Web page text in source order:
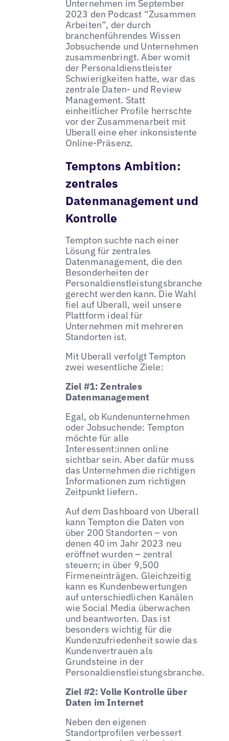
Unternehmen im September
2023 den Podcast “Zusammen
Arbeiten”, der durch
branchenführendes Wissen
Jobsuchende und Unternehmen
zusammenbringt. Aber womit
der Personaldienstleister
Schwierigkeiten hatte, war das
zentrale Daten- und Review
Management. Statt
einheitlicher Profile herrschte
vor der Zusammenarbeit mit
Uberall eine eher inkonsistente
Online-Präsenz.
Temptons Ambition:
zentrales
Datenmanagement und
Kontrolle
Tempton suchte nach einer
Lösung für zentrales
Datenmanagement, die den
Besonderheiten der
Personaldienstleistungsbranche
gerecht werden kann. Die Wahl
fiel auf Uberall, weil unsere
Plattform ideal für
Unternehmen mit mehreren
Standorten ist.
Mit Uberall verfolgt Tempton
zwei wesentliche Ziele:
Ziel #1: Zentrales
Datenmanagement
Egal, ob Kundenunternehmen
oder Jobsuchende: Tempton
möchte für alle
Interessent:innen online
sichtbar sein. Aber dafür muss
das Unternehmen die richtigen
Informationen zum richtigen
Zeitpunkt liefern.
Auf dem Dashboard von Uberall
kann Tempton die Daten von
über 200 Standorten – von
denen 40 im Jahr 2023 neu
eröffnet wurden – zentral
steuern; in über 9,500
Firmeneinträgen. Gleichzeitig
kann es Kundenbewertungen
auf unterschiedlichen Kanälen
wie Social Media überwachen
und beantworten. Das ist
besonders wichtig für die
Kundenzufriedenheit sowie das
Kundenvertrauen als
Grundsteine in der
Personaldienstleistungsbranche.
Ziel #2: Volle Kontrolle über
Daten im Internet
Neben den eigenen
Standortprofilen verbessert